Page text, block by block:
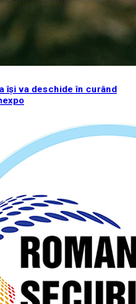
își va deschide în curând